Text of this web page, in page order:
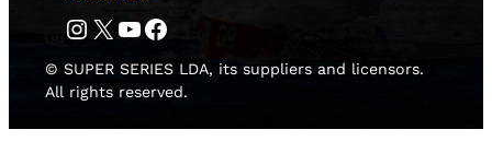
Instagram Twitter YouTube Facebook
© SUPER SERIES LDA, its suppliers and licensors.
All rights reserved.